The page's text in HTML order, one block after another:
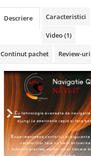
Descriere Caracteristici
Video(1)
Continut pachet Review-